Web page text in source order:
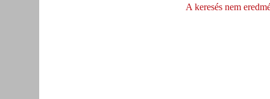
A keresés nem